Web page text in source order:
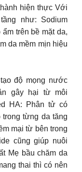
hiện thực Với
như: Sodium
trên bề mặt da,
da mềm mịn hiệu
độ mọng nước
gây hại từ môi
HA: Phân tử có
từng da tăng
mại từ bên trong
cũng giúp nuôi
Mẹ bầu chăm da
thai thì có nên